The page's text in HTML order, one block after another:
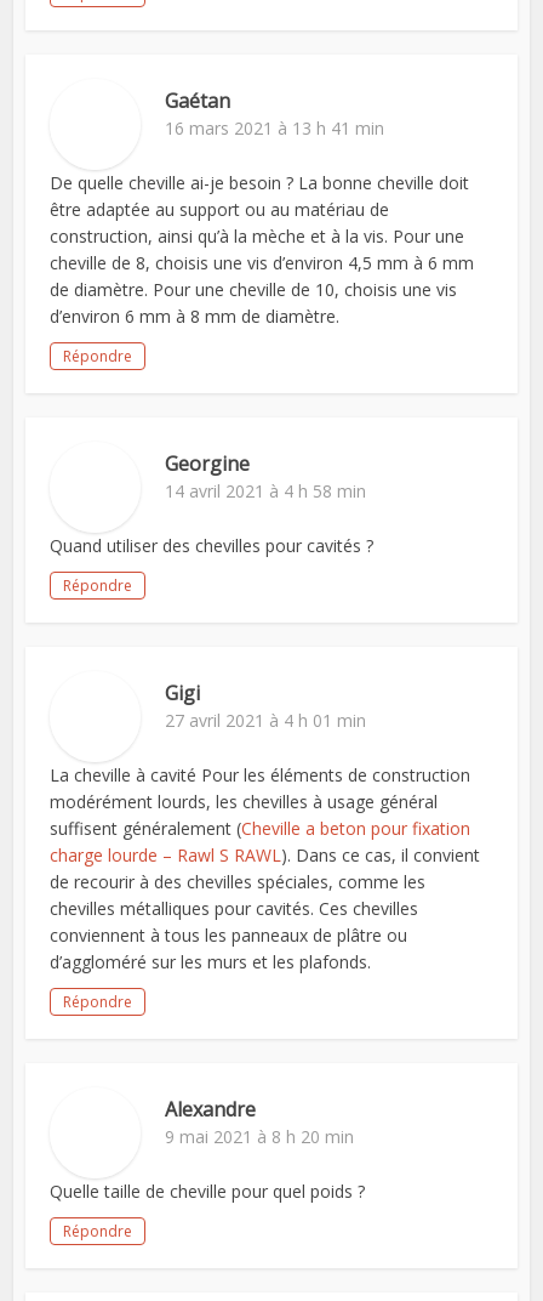
Gaétan
16 mars 2021 à 13 h 41 min
De quelle cheville ai-je besoin ? La bonne cheville doit
être adaptée au support ou au matériau de
construction, ainsi qu’à la mèche et à la vis. Pour une
cheville de 8, choisis une vis d’environ 4,5 mm à 6 mm
de diamètre. Pour une cheville de 10, choisis une vis
d’environ 6 mm à 8 mm de diamètre.
Répondre
Georgine
14 avril 2021 à 4 h 58 min
Quand utiliser des chevilles pour cavités ?
Répondre
Gigi
27 avril 2021 à 4 h 01 min
La cheville à cavité Pour les éléments de construction
modérément lourds, les chevilles à usage général
suffisent généralement (Cheville a beton pour fixation
charge lourde – Rawl S RAWL). Dans ce cas, il convient
de recourir à des chevilles spéciales, comme les
chevilles métalliques pour cavités. Ces chevilles
conviennent à tous les panneaux de plâtre ou
d’aggloméré sur les murs et les plafonds.
Répondre
Alexandre
9 mai 2021 à 8 h 20 min
Quelle taille de cheville pour quel poids ?
Répondre